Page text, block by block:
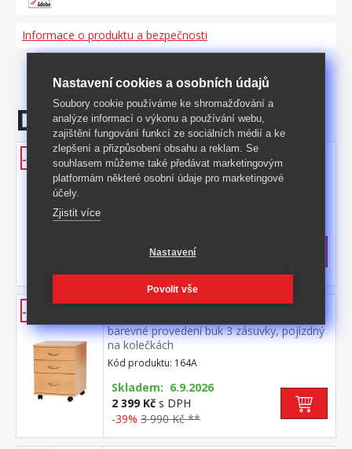
Informace o produktu a bezpečnosti
Doporučujeme
-59% WINNY textilní box, červený
materiál netkaná textilie ze 100% PP
s DPH
-39% Kontejner 164A
barevné provedení buk 3 zásuvky, pojízdný
na kolečkách
Kód produktu: 164A
Skladem: 6.9.2026
2 399 Kč s DPH
-39% 3 990 Kč **
Nastavení cookies a osobních údajů
Soubory cookie používáme ke shromažďování a
analýze informací o výkonu a používání webu,
zajištění fungování funkcí ze sociálních médií a ke
zlepšení a přizpůsobení obsahu a reklam. Se
souhlasem můžeme také předávat marketingovým
platformám některé osobní údaje pro marketingové
účely.
Zjistit více
Nastavení
Povolit vše